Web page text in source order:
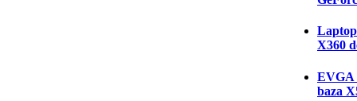
X360
EVGA
baza